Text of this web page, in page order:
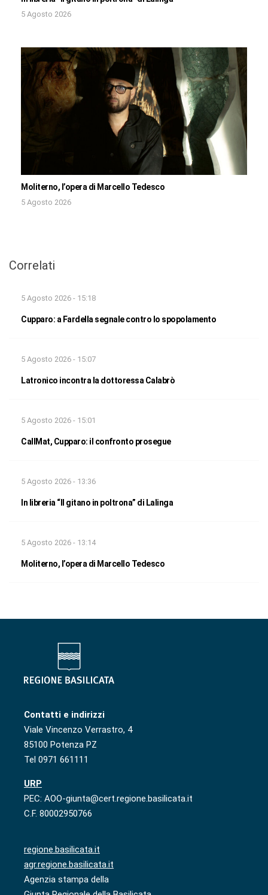
5 Agosto 2026
Moliterno, l’opera di Marcello Tedesco
5 Agosto 2026
Correlati
5 Agosto 2026 - 15:18
Cupparo: a Fardella segnale contro lo spopolamento
5 Agosto 2026 - 15:07
Latronico incontra la dottoressa Calabrò
5 Agosto 2026 - 15:01
CallMat, Cupparo: il confronto prosegue
5 Agosto 2026 - 13:36
In libreria “Il gitano in poltrona” di Lalinga
5 Agosto 2026 - 13:14
Moliterno, l’opera di Marcello Tedesco
Contatti e indirizzi
Viale Vincenzo Verrastro, 4
85100 Potenza PZ
Tel 0971 661111
URP
PEC: AOO-giunta@cert.regione.basilicata.it
C.F. 80002950766
regione.basilicata.it
agr.regione.basilicata.it
Agenzia stampa della